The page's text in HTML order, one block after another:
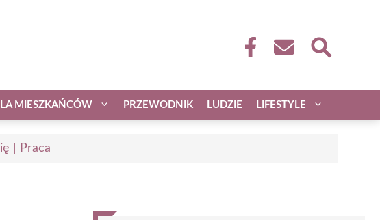
MIESZKAŃCÓW PRZEWODNIK LUDZIE LIFESTYLE
| Praca